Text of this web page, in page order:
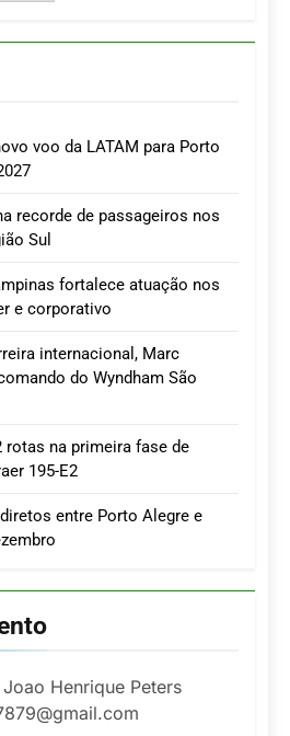
voo da LATAM para Porto
recorde de passageiros nos
Sul
fortalece atuação nos
e corporativo
internacional, Marc
do Wyndham São
rotas na primeira fase de
195-E2
entre Porto Alegre e
Henrique Peters